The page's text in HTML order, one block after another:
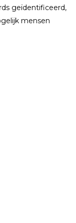
geïdentificeerd,
mensen